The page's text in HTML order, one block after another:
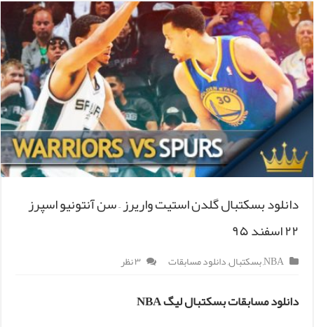
دانلود بسکتبال گلدن استیت واریرز – سن آنتونیو اسپرز
۲۲ اسفند ۹۵
NBA
,بسکتبال,دانلود مسابقات ۳ نظر
دانلود مسابقات بسکتبال لیگ NBA